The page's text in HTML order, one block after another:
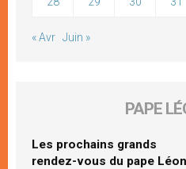
« Avr Juin »
PAPE
Les prochains grands
rendez-vous du pape Léon